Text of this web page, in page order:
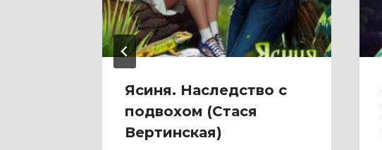
Ясиня. Наследство с
подвохом (Стася
Вертинская)